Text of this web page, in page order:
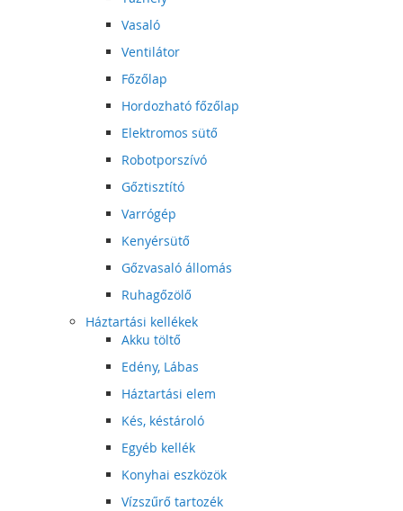
Vasaló
Ventilátor
Főzőlap
Hordozható főzőlap
Elektromos sütő
Robotporszívó
Gőztisztító
Varrógép
Kenyérsütő
Gőzvasaló állomás
Ruhagőzölő
Háztartási kellékek
Akku töltő
Edény, Lábas
Háztartási elem
Kés, késtároló
Egyéb kellék
Konyhai eszközök
Vízszűrő tartozék